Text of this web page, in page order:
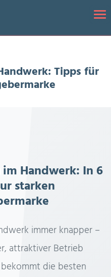
Tipps für
Handwerk: In 6
starken
immer knapper –
attraktiver Betrieb
die besten